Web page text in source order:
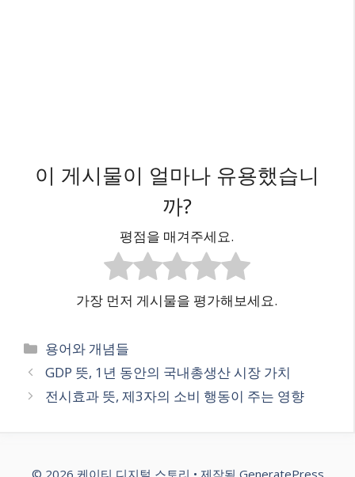
이 게시물이 얼마나 유용했습니
까?
평점을 매겨주세요.
가장 먼저 게시물을 평가해보세요.
카
테
리
용어와 개념들
GDP 뜻, 1년 동안의 국내총생산 시장 가치
전시효과 뜻, 제3자의 소비 행동이 주는 영향